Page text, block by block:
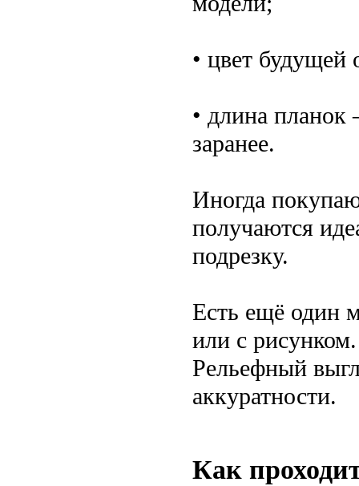
• цвет будущей
• длина планок
заранее.
Иногда
получаются
подрезку.
Есть ещё один
или с
Рельефный
аккуратности.
Как